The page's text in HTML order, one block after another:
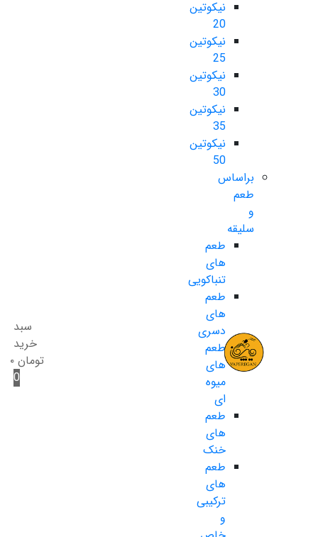
نیکوتین
20
نیکوتین
25
نیکوتین
30
نیکوتین
35
نیکوتین
50
براساس
طعم
و
سلیقه
طعم
های
تنباکویی
طعم
های
دسری
طعم
های
میوه
ای
طعم
های
خنک
طعم
های
ترکیبی
و
سبد
خرید
تومان ۰
0